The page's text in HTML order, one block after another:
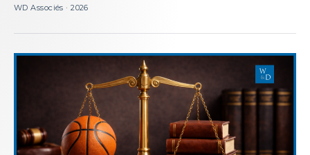
WD Associés · 2026